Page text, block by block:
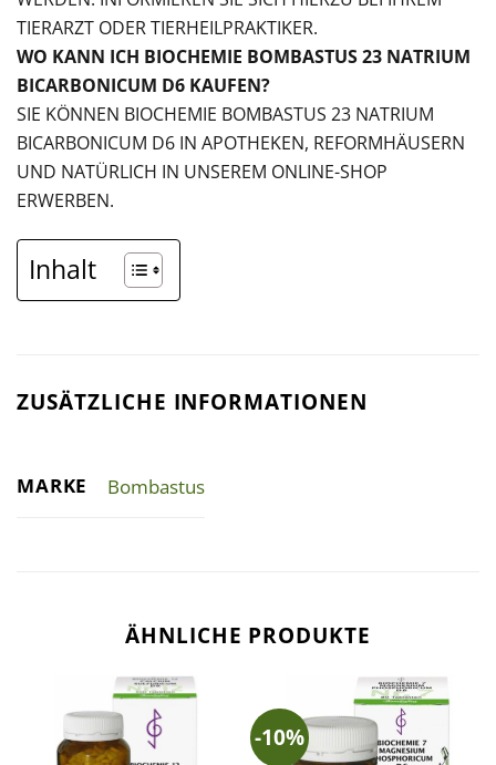
TIERARZT ODER TIERHEILPRAKTIKER.
WO KANN ICH BIOCHEMIE BOMBASTUS 23 NATRIUM
BICARBONICUM D6 KAUFEN?
SIE KÖNNEN BIOCHEMIE BOMBASTUS 23 NATRIUM
BICARBONICUM D6 IN APOTHEKEN, REFORMHÄUSERN
UND NATÜRLICH IN UNSEREM ONLINE-SHOP
ERWERBEN.
Inhalt
ZUSÄTZLICHE INFORMATIONEN
MARKE Bombastus
ÄHNLICHE PRODUKTE
-10%